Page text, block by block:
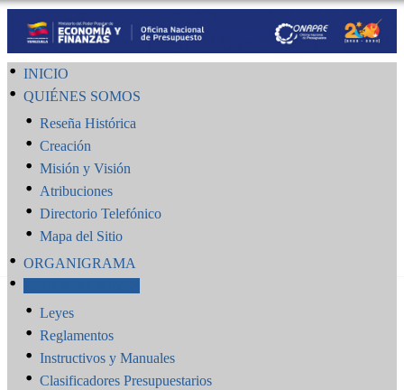
INICIO
QUIÉNES SOMOS
Reseña Histórica
Creación
Misión y Visión
Atribuciones
Directorio Telefónico
Mapa del Sitio
ORGANIGRAMA
Leyes
Reglamentos
Instructivos y Manuales
Clasificadores Presupuestarios